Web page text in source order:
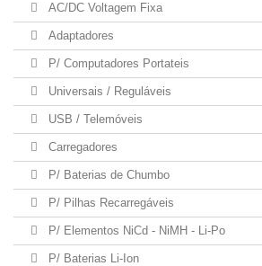
AC/DC Voltagem Fixa
Adaptadores
P/ Computadores Portateis
Universais / Reguláveis
USB / Telemóveis
Carregadores
P/ Baterias de Chumbo
P/ Pilhas Recarregáveis
P/ Elementos NiCd - NiMH - Li-Po
P/ Baterias Li-Ion